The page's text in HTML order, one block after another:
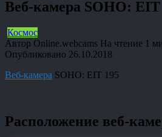
Веб-камера SOHO: EIT
Космос
Автор Online.webcams На чтение 1
Опубликовано 26.10.2018
Веб-камера SOHO: EIT 195
Расположение веб-